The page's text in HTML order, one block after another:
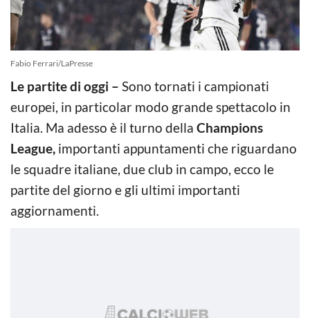
Fabio Ferrari/LaPresse
Le partite di oggi – Sono tornati i campionati
europei, in particolar modo grande spettacolo in
Italia. Ma adesso è il turno della Champions
League, importanti appuntamenti che riguardano
le squadre italiane, due club in campo, ecco le
partite del giorno e gli ultimi importanti
aggiornamenti.